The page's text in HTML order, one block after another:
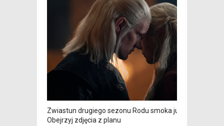
Zwiastun drugiego sezonu Rodu smoka już jest!
Obejrzyj zdjęcia z planu